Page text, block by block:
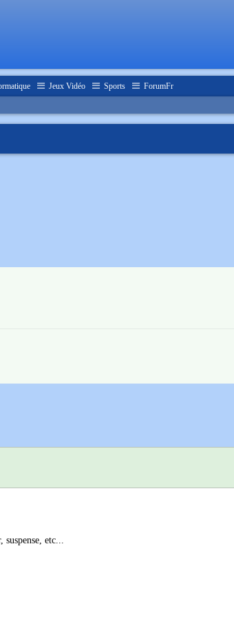
Jeux Vidéo Sports ForumFr
etc...